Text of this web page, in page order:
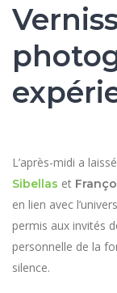
L’après-midi a
Sibellas et
en lien avec
permis aux invités
personnelle de la
silence.